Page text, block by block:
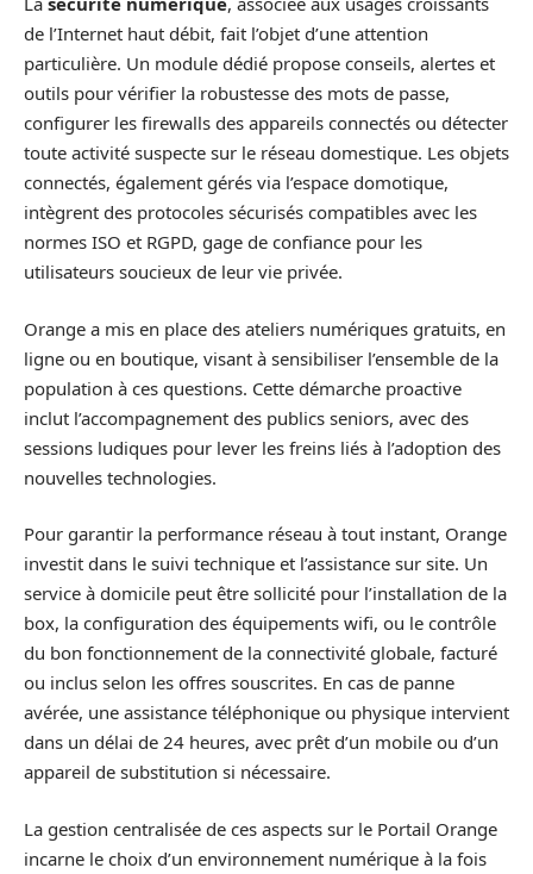
de l’Internet haut débit, fait l’objet d’une attention
particulière. Un module dédié propose conseils, alertes et
outils pour vérifier la robustesse des mots de passe,
configurer les firewalls des appareils connectés ou détecter
toute activité suspecte sur le réseau domestique. Les objets
connectés, également gérés via l’espace domotique,
intègrent des protocoles sécurisés compatibles avec les
normes ISO et RGPD, gage de confiance pour les
utilisateurs soucieux de leur vie privée.
Orange a mis en place des ateliers numériques gratuits, en
ligne ou en boutique, visant à sensibiliser l’ensemble de la
population à ces questions. Cette démarche proactive
inclut l’accompagnement des publics seniors, avec des
sessions ludiques pour lever les freins liés à l’adoption des
nouvelles technologies.
Pour garantir la performance réseau à tout instant, Orange
investit dans le suivi technique et l’assistance sur site. Un
service à domicile peut être sollicité pour l’installation de la
box, la configuration des équipements wifi, ou le contrôle
du bon fonctionnement de la connectivité globale, facturé
ou inclus selon les offres souscrites. En cas de panne
avérée, une assistance téléphonique ou physique intervient
dans un délai de 24 heures, avec prêt d’un mobile ou d’un
appareil de substitution si nécessaire.
La gestion centralisée de ces aspects sur le Portail Orange
incarne le choix d’un environnement numérique à la fois